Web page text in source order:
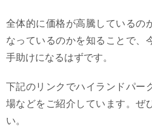
全体的に価格が高騰しているの
なっているのかを知ることで、
手助けになるはずです。
下記のリンクでハイランドパー
場などをご紹介しています。ぜ
い。